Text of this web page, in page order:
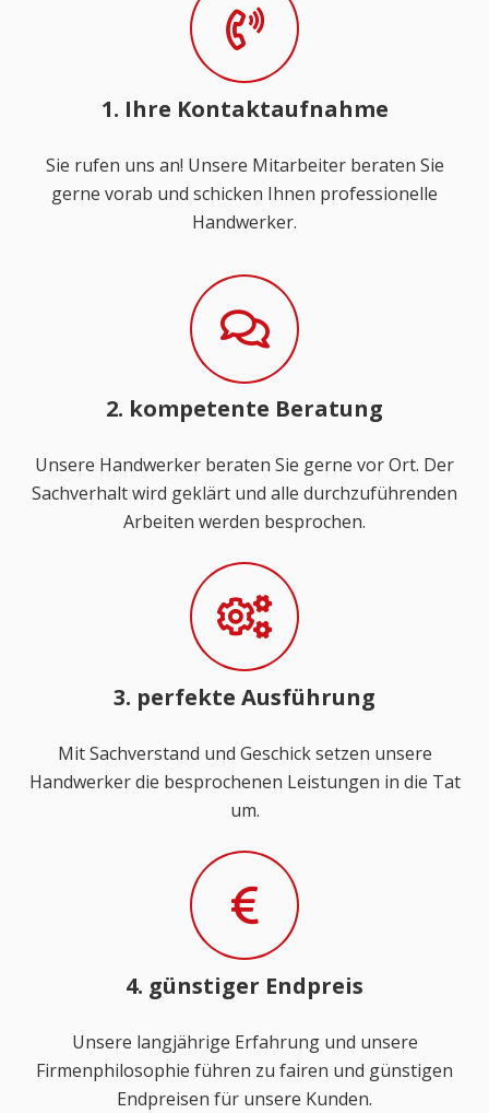
1. Ihre Kontaktaufnahme
Sie rufen uns an! Unsere Mitarbeiter beraten Sie
gerne vorab und schicken Ihnen professionelle
Handwerker.
2. kompetente Beratung
Unsere Handwerker beraten Sie gerne vor Ort. Der
Sachverhalt wird geklärt und alle durchzuführenden
Arbeiten werden besprochen.
3. perfekte Ausführung
Mit Sachverstand und Geschick setzen unsere
Handwerker die besprochenen Leistungen in die Tat
um.
4. günstiger Endpreis
Unsere langjährige Erfahrung und unsere
Firmenphilosophie führen zu fairen und günstigen
Endpreisen für unsere Kunden.